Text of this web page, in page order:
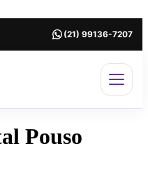
(21) 99136-7207
Pouso